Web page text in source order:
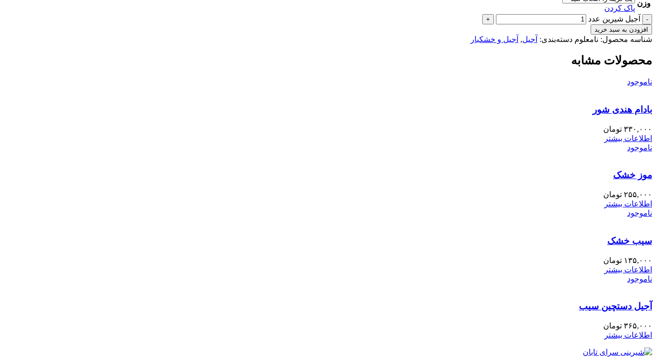
وزن
پاک کردن
آجیل شیرین عدد
افزودن به سبد خرید
شناسه محصول: نامعلوم دسته‌بندی: آجیل, آجیل و خشکبار
محصولات مشابه
ناموجود
بادام هندی شور
۳۳۰,۰۰۰ تومان
اطلاعات بیشتر
ناموجود
موز خشک
۲۵۵,۰۰۰ تومان
اطلاعات بیشتر
ناموجود
سیب خشک
۱۳۵,۰۰۰ تومان
اطلاعات بیشتر
ناموجود
آجیل دستچین سیب
۳۶۵,۰۰۰ تومان
اطلاعات بیشتر